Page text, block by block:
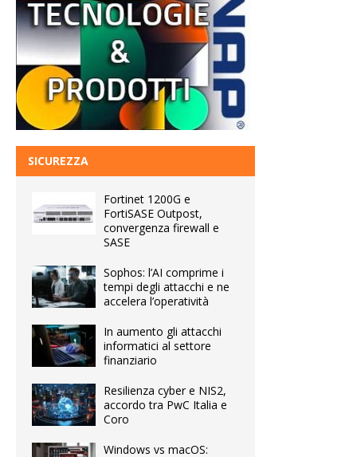
SICUREZZA
Fortinet 1200G e
FortiSASE Outpost,
convergenza firewall e
SASE
Sophos: l’AI comprime i
tempi degli attacchi e ne
accelera l’operatività
In aumento gli attacchi
informatici al settore
finanziario
Resilienza cyber e NIS2,
accordo tra PwC Italia e
Coro
Windows vs macOS: